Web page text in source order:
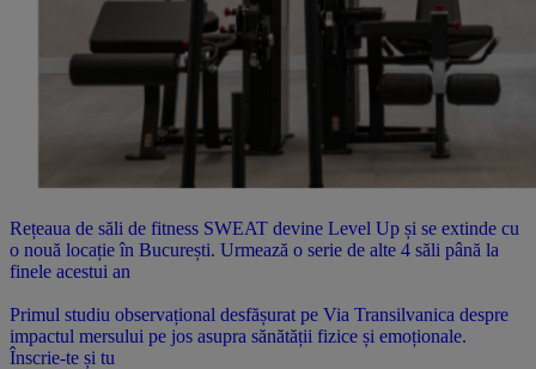
Rețeaua de săli de fitness SWEAT devine Level Up și se extinde cu
o nouă locație în București. Urmează o serie de alte 4 săli până la
finele acestui an
Primul studiu observațional desfășurat pe Via Transilvanica despre
impactul mersului pe jos asupra sănătății fizice și emoționale.
Înscrie-te și tu